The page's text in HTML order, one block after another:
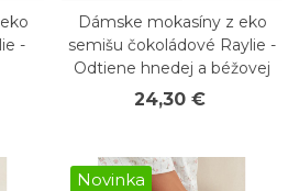
-
Dámske mokasíny z eko
semišu čokoládové Raylie -
Odtiene hnedej a béžovej
24,30 €
Novinka